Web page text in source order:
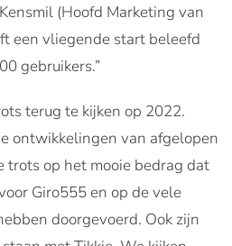
(Hoofd Marketing van
een vliegende start beleefd
gebruikers.”
terug te kijken op 2022.
ontwikkelingen van afgelopen
trots op het mooie bedrag dat
Giro555 en op de vele
doorgevoerd. Ook zijn